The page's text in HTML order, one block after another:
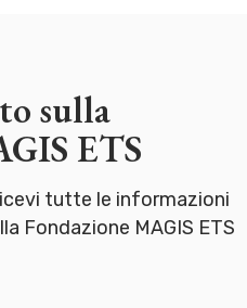
sulla
ETS
tutte le informazioni
Fondazione MAGIS ETS